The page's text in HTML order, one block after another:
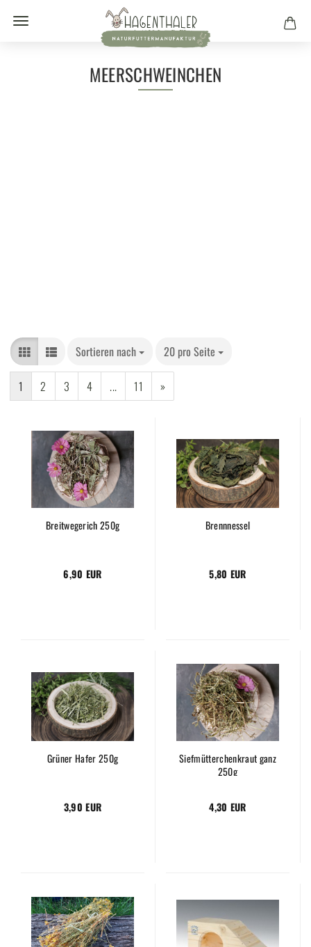
MEERSCHWEINCHEN
Sortieren nach 20 pro Seite
1 2 3 4 ... 11 »
Breitwegerich 250g
6,90 EUR
Brennnessel
5,80 EUR
Grüner Hafer 250g
3,90 EUR
Siefmütterchenkraut ganz
250g
4,30 EUR